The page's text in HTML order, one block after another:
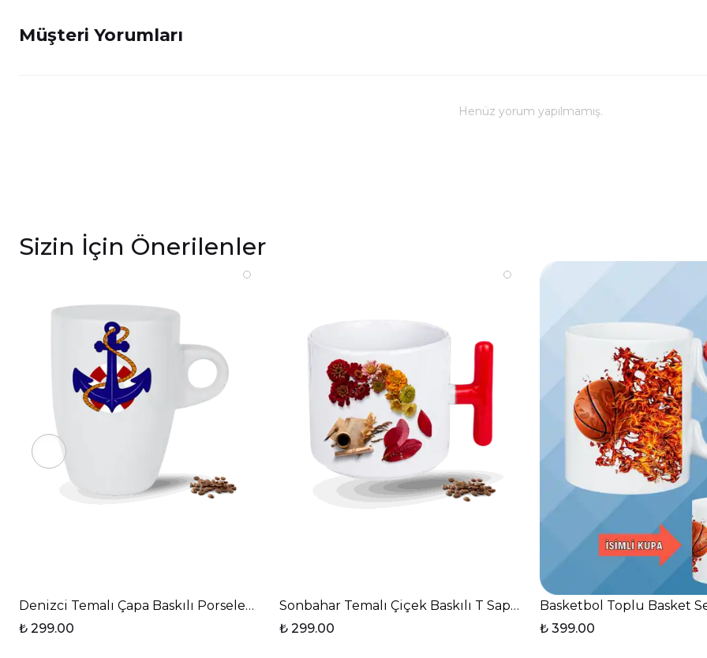
Müşteri Yorumları
Henüz yorum yapılmamış.
Sizin İçin Önerilenler
Denizci Temalı Çapa Baskılı Porselen Latte Kupa Bardak
₺ 299.00
Sonbahar Temalı Çiçek Baskılı T Saplı Porselen Kupa Bardak
₺ 299.00
Basketbol Toplu Basket
₺ 399.00